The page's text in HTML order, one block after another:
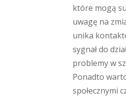
które mogą
uwagę na
unika
sygnał do
problemy w
Ponadto
społecznymi